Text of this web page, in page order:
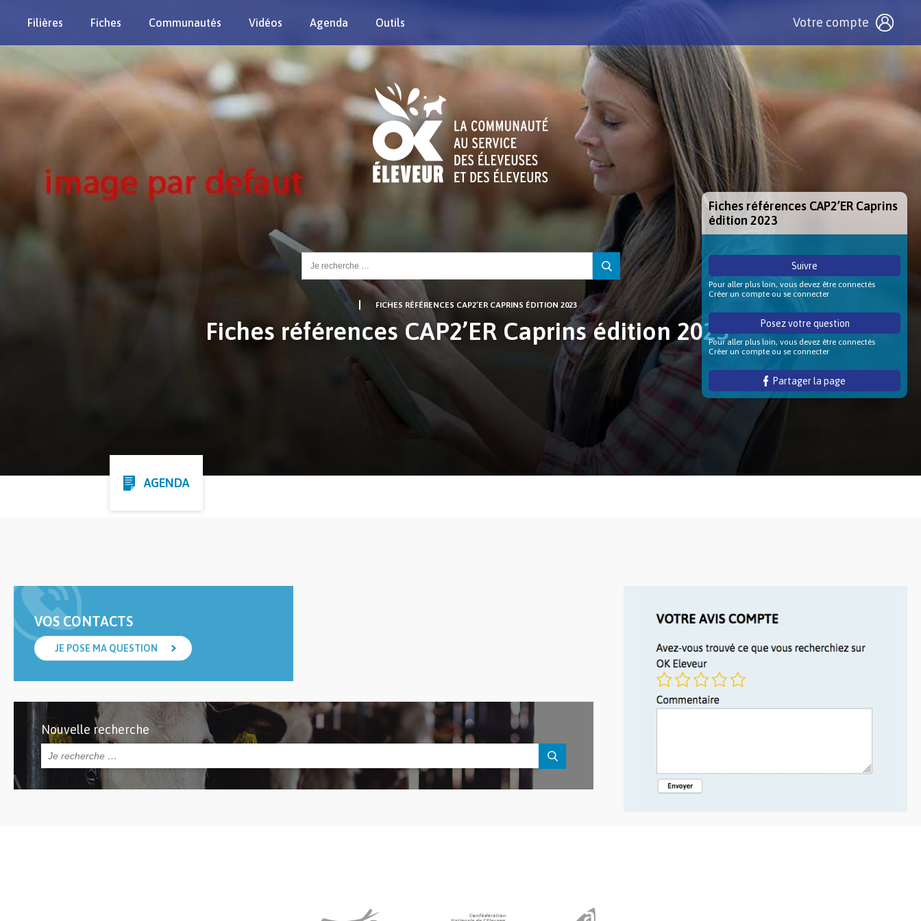
Filières Fiches Communautés Vidéos Agenda Outils Votre compte
Rechercher :
FICHES RÉFÉRENCES CAP2’ER CAPRINS ÉDITION 2023
Fiches références CAP2’ER Caprins édition 2023
AGENDA
VOS CONTACTS
JE POSE MA QUESTION
Nouvelle recherche
Fiches références CAP2’ER Caprins
édition 2023
Suivre
Pour aller plus loin, vous devez être connectés
Créer un compte ou se connecter
Posez votre question
Pour aller plus loin, vous devez être connectés
Créer un compte ou se connecter
Partager la page